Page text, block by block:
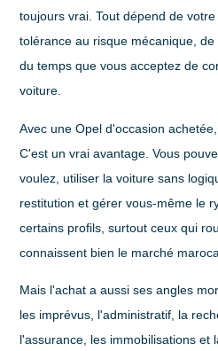
toujours vrai. Tout dépend de
tolérance au risque mécanique,
du temps que vous acceptez de
voiture.
Avec une Opel d'occasion
C'est un vrai avantage. Vous
voulez, utiliser la voiture sans
restitution et gérer vous-même le
certains profils, surtout ceux qui
connaissent bien le marché
Mais l'achat a aussi ses angles
les imprévus, l'administratif, la
l'assurance, les immobilisations et